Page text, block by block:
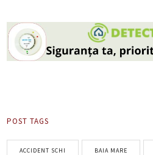
POST TAGS
ACCIDENT SCHI BAIA MARE